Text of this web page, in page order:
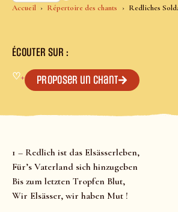
Accueil Répertoire des chants Redliches
ÉCOUTER SUR :
♡+ Proposer un chant
1 – Redlich ist das Elsässerleben,
Für’s Vaterland sich hinzugeben
Bis zum letzten Tropfen Blut,
Wir Elsässer, wir haben Mut !